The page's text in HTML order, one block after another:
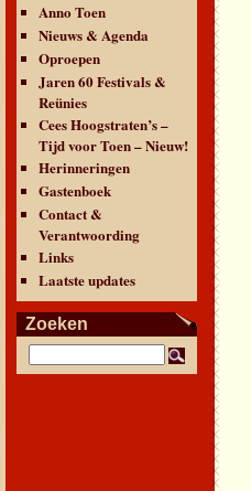
Anno Toen
Nieuws & Agenda
Oproepen
Jaren 60 Festivals &
Reünies
Cees Hoogstraten’s –
Tijd voor Toen – Nieuw!
Herinneringen
Gastenboek
Contact &
Verantwoording
Links
Laatste updates
Zoeken